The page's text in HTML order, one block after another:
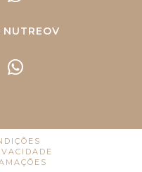
NUTREOV